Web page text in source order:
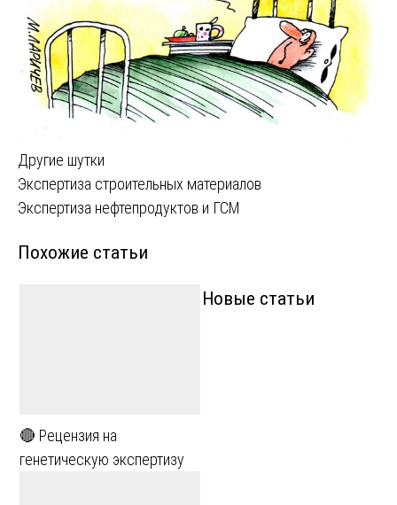
Другие шутки
Навигация
записям
Экспертиза строительных материалов
Экспертиза нефтепродуктов и ГСМ
Похожие статьи
🔴 Рецензия на
генетическую экспертизу
Новые статьи